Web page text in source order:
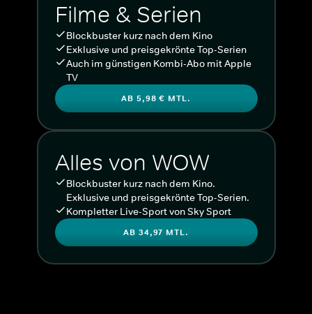
Filme & Serien
Blockbuster kurz nach dem Kino
Exklusive und preisgekrönte Top-Serien
Auch im günstigen Kombi-Abo mit Apple
TV
AB 5,98 € MTL.
Alles von WOW
Blockbuster kurz nach dem Kino.
Exklusive und preisgekrönte Top-Serien.
Kompletter Live-Sport von Sky Sport
AB 34,97 MTL.